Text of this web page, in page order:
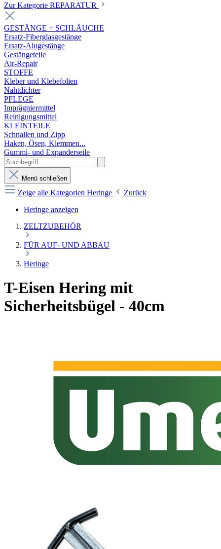
Zur Kategorie REPARATUR
GESTÄNGE + SCHLÄUCHE
Ersatz-Fiberglasgestänge
Ersatz-Alugestänge
Gestängeteile
Air-Repair
STOFFE
Kleber und Klebefolien
Nahtdichter
PFLEGE
Imprägniermittel
Reinigungsmittel
KLEINTEILE
Schnallen und Zipp
Haken, Ösen, Klemmen...
Gummi- und Expanderseile
Menü schließen
Zeige alle Kategorien Heringe
Zurück
Heringe anzeigen
ZELTZUBEHÖR
FÜR AUF- UND ABBAU
Heringe
T-Eisen Hering mit
Sicherheitsbügel - 40cm